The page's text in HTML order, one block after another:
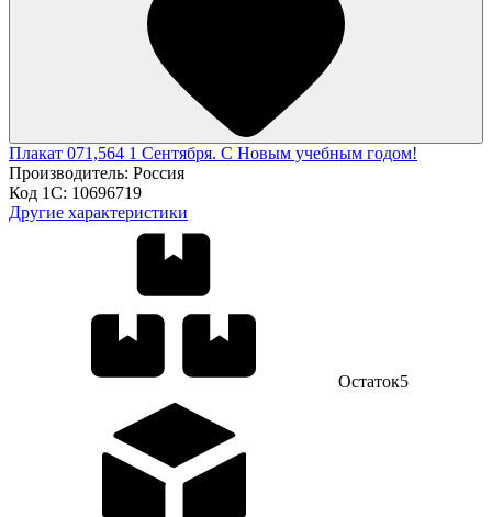
Плакат 071,564 1 Сентября. С Новым учебным годом!
Производитель: Россия
Код 1С: 10696719
Другие характеристики
Остаток5